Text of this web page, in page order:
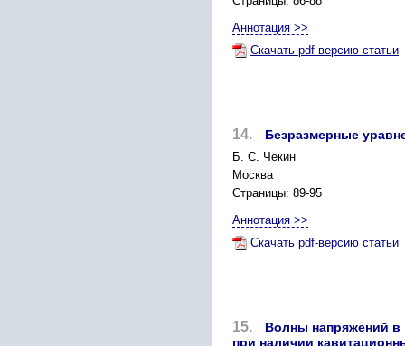
Аннотация >>
Скачать pdf-версию статьи
14. Безразмерные
Б. С. Чекин
Москва
Страницы: 89-95
Аннотация >>
Скачать pdf-версию статьи
15.
Волны напряжений в
при наличии